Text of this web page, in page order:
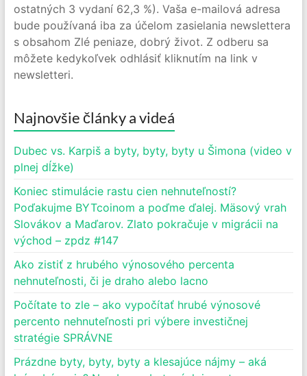
ostatných 3 vydaní 62,3 %). Vaša e-mailová adresa
bude používaná iba za účelom zasielania newslettera
s obsahom Zlé peniaze, dobrý život. Z odberu sa
môžete kedykoľvek odhlásiť kliknutím na link v
newsletteri.
Najnovšie články a videá
Dubec vs. Karpiš a byty, byty, byty u Šimona (video v
plnej dĺžke)
Koniec stimulácie rastu cien nehnuteľností?
Poďakujme BYTcoinom a poďme ďalej. Mäsový vrah
Slovákov a Maďarov. Zlato pokračuje v migrácii na
východ – zpdz #147
Ako zistiť z hrubého výnosového percenta
nehnuteľnosti, či je draho alebo lacno
Počítate to zle – ako vypočítať hrubé výnosové
percento nehnuteľnosti pri výbere investičnej
stratégie SPRÁVNE
Prázdne byty, byty, byty a klesajúce nájmy – aká